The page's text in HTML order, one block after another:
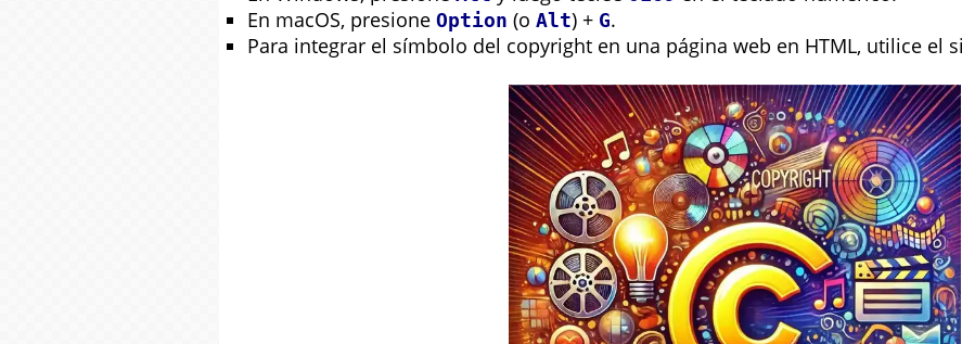
En macOS, presione Option (o Alt) + G.
Para integrar el símbolo del copyright en una página web en HTML, utilice el